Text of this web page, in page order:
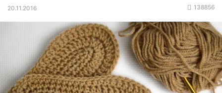
20.11.2016 138856